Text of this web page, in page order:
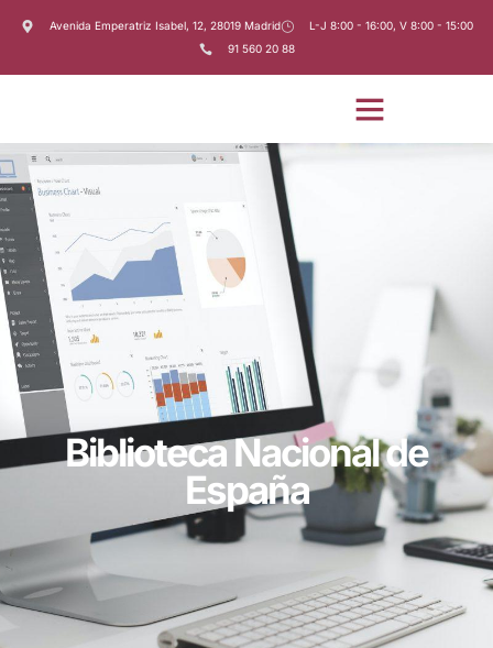
Avenida Emperatriz Isabel, 12, 28019 Madrid
L-J 8:00 - 16:00, V 8:00 - 15:00
91 560 20 88
Biblioteca Nacional de
España